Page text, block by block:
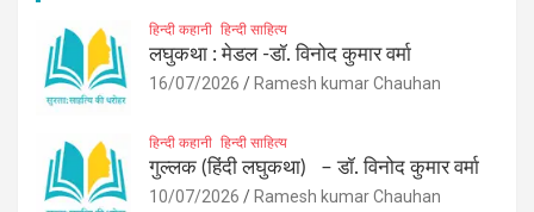
हिन्दी कहानी हिन्दी साहित्य
लघुकथा : मेडल -डॉ. विनोद कुमार वर्मा
16/07/2026 Ramesh kumar Chauhan
हिन्दी कहानी हिन्दी साहित्य
गुल्लक (हिंदी लघुकथा) – डॉ. विनोद कुमार वर्मा
10/07/2026 Ramesh kumar Chauhan